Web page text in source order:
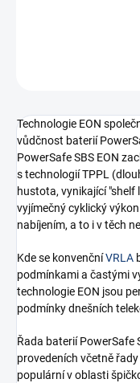
Technologie EON
vůdčnost baterií
PowerSafe SBS EON
s technologií TPPL
hustota, vynikající
vyjímečný cyklický
nabíjením, a to i v těch
Kde se konvenčníVRLA
podmínkami a častými
technologie EON jsou
podmínky dnešních
Řada baterií PowerSafe
provedeních včetně
populární v oblasti